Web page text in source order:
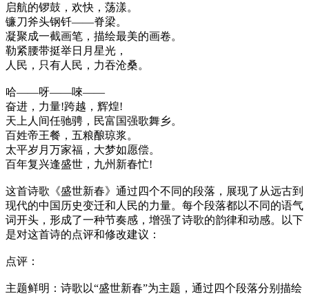
启航的锣鼓，欢快，荡漾。
镰刀斧头钢钎——脊梁。
凝聚成一截画笔，描绘最美的画卷。
勒紧腰带挺举日月星光，
人民，只有人民，力吞沧桑。
哈——呀——唻——
奋进，力量!跨越，辉煌!
天上人间任驰骋，民富国强歌舞乡。
百姓帝王餐，五粮酿琼浆。
太平岁月万家福，大梦如愿偿。
百年复兴逢盛世，九州新春忙!
这首诗歌《盛世新春》通过四个不同的段落，展现了从远古到
现代的中国历史变迁和人民的力量。每个段落都以不同的语气
词开头，形成了一种节奏感，增强了诗歌的韵律和动感。以下
是对这首诗的点评和修改建议：
点评：
主题鲜明：诗歌以“盛世新春”为主题，通过四个段落分别描绘